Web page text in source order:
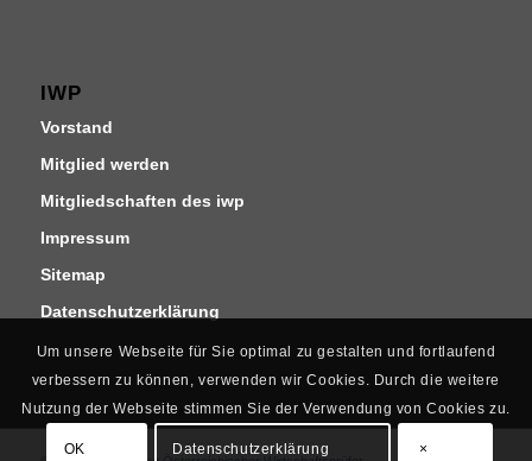
IWP
Vorstand
Mitglied werden
Mitgliedschaften des iwp
Impressum
Sitemap
Datenschutzerklärung
Um unsere Webseite für Sie optimal zu gestalten und fortlaufend
verbessern zu können, verwenden wir Cookies. Durch die weitere
Nutzung der Webseite stimmen Sie der Verwendung von Cookies zu.
OK Datenschutzerklärung ×